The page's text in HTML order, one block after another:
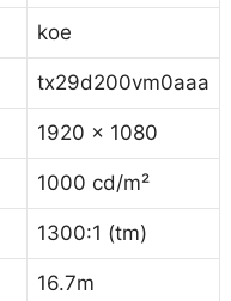
koe
tx29d200vm0aaa
1920 x 1080
1000 cd/m²
1300:1 (tm)
16.7m